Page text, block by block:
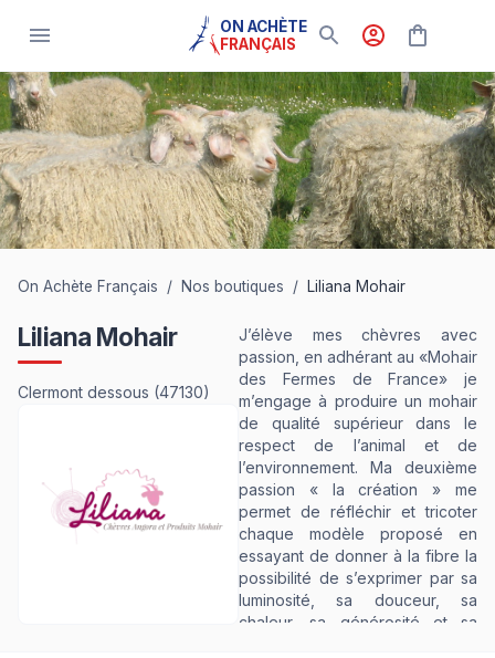
ON ACHÈTE
FRANÇAIS
On Achète Français / Nos boutiques / Liliana Mohair
Liliana Mohair
Clermont dessous (47130)
J’élève mes chèvres avec
passion, en adhérant au «Mohair
des Fermes de France» je
m’engage à produire un mohair
de qualité supérieur dans le
respect de l’animal et de
l’environnement. Ma deuxième
passion « la création » me
permet de réfléchir et tricoter
chaque modèle proposé en
essayant de donner à la fibre la
possibilité de s’exprimer par sa
luminosité, sa douceur, sa
chaleur, sa générosité et sa